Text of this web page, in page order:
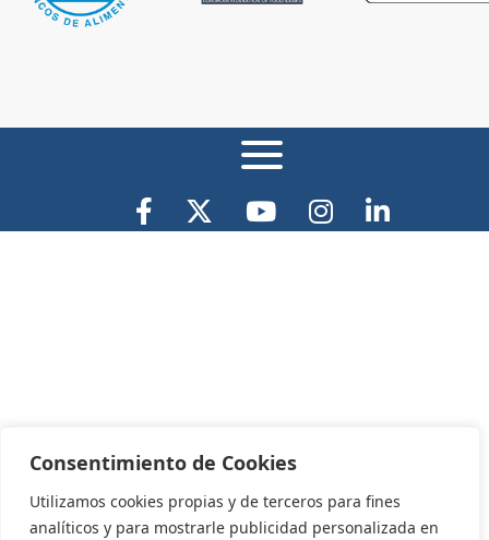
Consentimiento de Cookies
Utilizamos cookies propias y de terceros para fines
analíticos y para mostrarle publicidad personalizada en